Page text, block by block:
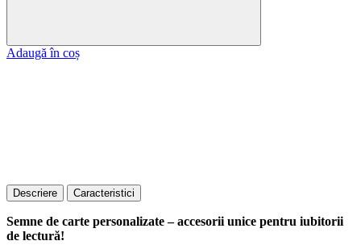
Adaugă în coș
Descriere Caracteristici
Semne de carte personalizate – accesorii unice pentru iubitorii
de lectură!